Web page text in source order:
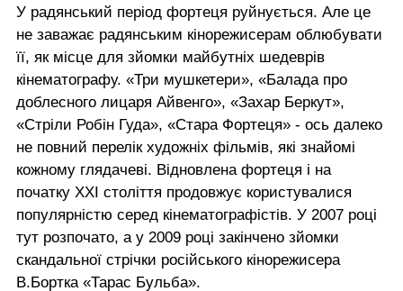
У радянський період фортеця руйнується. Але це
не заважає радянським кінорежисерам облюбувати
її, як місце для зйомки майбутніх шедеврів
кінематографу. «Три мушкетери», «Балада про
доблесного лицаря Айвенго», «Захар Беркут»,
«Стріли Робін Гуда», «Стара Фортеця» - ось далеко
не повний перелік художніх фільмів, які знайомі
кожному глядачеві. Відновлена фортеця і на
початку ХХІ століття продовжує користувалися
популярністю серед кінематографістів. У 2007 році
тут розпочато, а у 2009 році закінчено зйомки
скандальної стрічки російського кінорежисера
В.Бортка «Тарас Бульба».